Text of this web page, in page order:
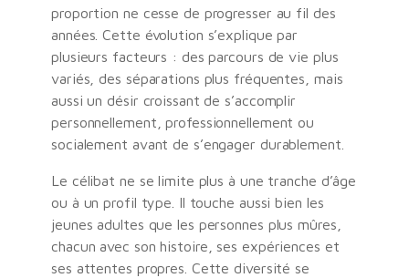
proportion ne cesse de progresser au fil des
années. Cette évolution s’explique par
plusieurs facteurs : des parcours de vie plus
variés, des séparations plus fréquentes, mais
aussi un désir croissant de s’accomplir
personnellement, professionnellement ou
socialement avant de s’engager durablement.
Le célibat ne se limite plus à une tranche d’âge
ou à un profil type. Il touche aussi bien les
jeunes adultes que les personnes plus mûres,
chacun avec son histoire, ses expériences et
ses attentes propres. Cette diversité se